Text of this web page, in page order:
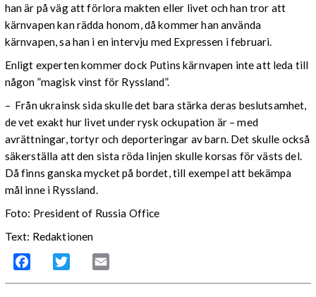
han är på väg att förlora makten eller livet och han tror att
kärnvapen kan rädda honom, då kommer han använda
kärnvapen, sa han i en intervju med Expressen i februari.
Enligt experten kommer dock Putins kärnvapen inte att leda till
någon ”magisk vinst för Ryssland”.
– Från ukrainsk sida skulle det bara stärka deras beslutsamhet,
de vet exakt hur livet under rysk ockupation är – med
avrättningar, tortyr och deporteringar av barn. Det skulle också
säkerställa att den sista röda linjen skulle korsas för västs del.
Då finns ganska mycket på bordet, till exempel att bekämpa
mål inne i Ryssland.
Foto: President of Russia Office
Text: Redaktionen
Facebook Twitter